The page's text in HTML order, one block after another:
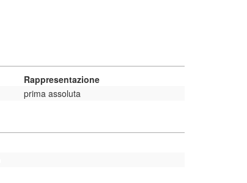
Rappresentazione
prima assoluta